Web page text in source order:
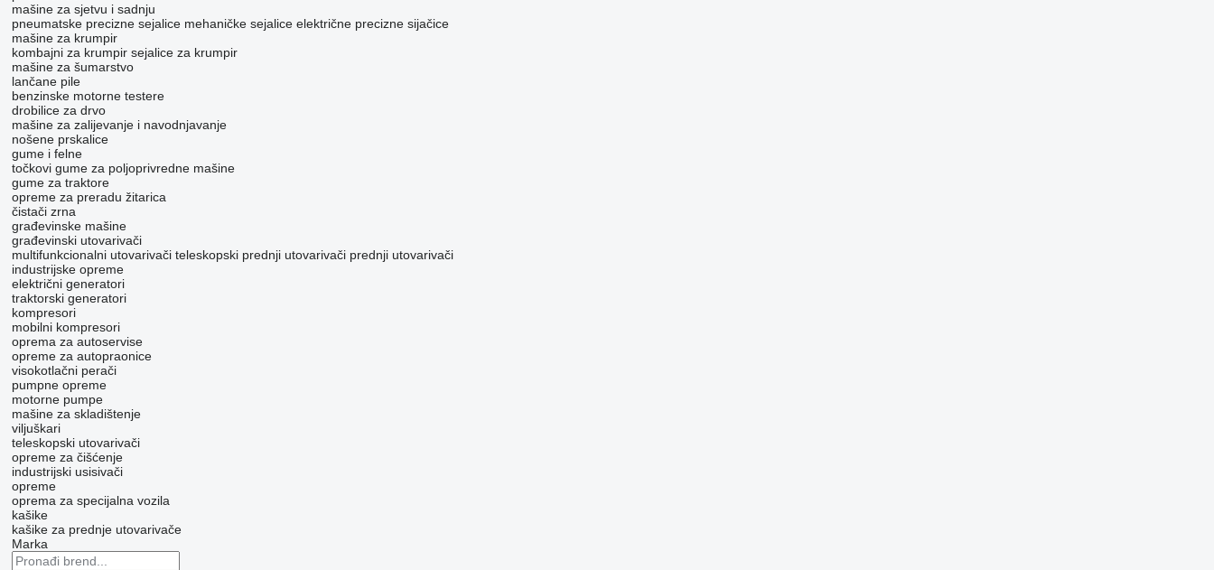
mašine za sjetvu i sadnju
pneumatske precizne sejalice mehaničke sejalice električne precizne sijačice
mašine za krumpir
kombajni za krumpir sejalice za krumpir
mašine za šumarstvo
lančane pile
benzinske motorne testere
drobilice za drvo
mašine za zaliјеvanje i navodnjavanje
nošene prskalice
gume i felne
točkovi gume za poljoprivredne mašine
gume za traktore
opreme za preradu žitarica
čistači zrna
građevinske mašine
građevinski utovarivači
multifunkcionalni utovarivači teleskopski prednji utovarivači prednji utovarivači
industrijske opreme
električni generatori
traktorski generatori
kompresori
mobilni kompresori
oprema za autoservise
opreme za autopraonice
visokotlačni perači
pumpne opreme
motorne pumpe
mašine za skladištenje
viljuškari
teleskopski utovarivači
opreme za čišćenje
industrijski usisivači
opreme
oprema za specijalna vozila
kašike
kašike za prednje utovarivače
Marka